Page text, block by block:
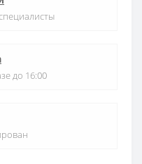
до 16:00